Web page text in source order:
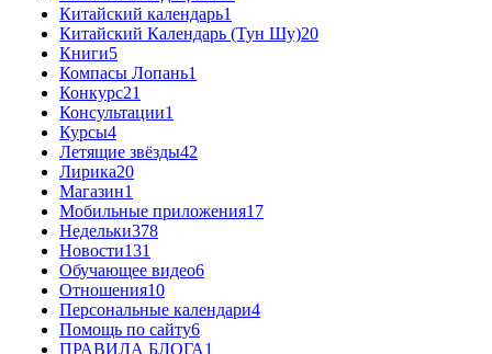
Китайский календарь1
Китайский Календарь (Тун Шу)20
Книги5
Компасы Лопань1
Конкурс21
Консультации1
Курсы4
Летящие звёзды42
Лирика20
Магазин1
Мобильные приложения17
Недельки378
Новости131
Обучающее видео6
Отношения10
Персональные календари4
Помощь по сайту6
ПРАВИЛА БЛОГА1